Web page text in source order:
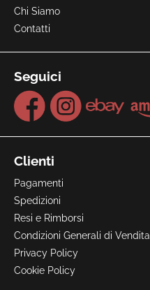
Chi Siamo
Contatti
Seguici
Clienti
Pagamenti
Spedizioni
Resi e Rimborsi
Condizioni Generali di Vendita
Privacy Policy
Cookie Policy